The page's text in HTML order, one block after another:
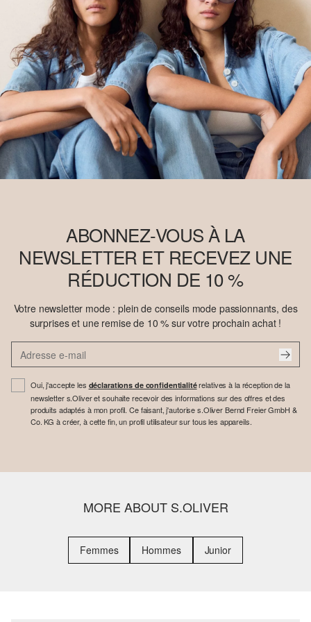
ABONNEZ-VOUS À LA
NEWSLETTER ET RECEVEZ UNE
RÉDUCTION DE 10 %
Votre newsletter mode : plein de conseils mode passionnants, des
surprises et une remise de 10 % sur votre prochain achat !
Oui, j'accepte les déclarations de confidentialitérelatives à la réception de la
newsletter s.Oliver et souhaite recevoir des informations sur des offres et des
produits adaptés à mon profil. Ce faisant, j'autorise s.Oliver Bernd Freier GmbH &
Co. KG à créer, à cette fin, un profil utilisateur sur tous les appareils.
MORE ABOUT S.OLIVER
Femmes Hommes Junior